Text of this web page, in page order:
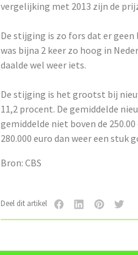
vergelijking met 2013 zijn de
De stijging is zo fors dat er
was bijna 2 keer zo hoog in
daalde wel weer iets.
De stijging is het grootst bij
11,2 procent. De gemiddelde
gemiddelde niet boven de
280.000 euro dan weer een stuk
Bron: CBS
Deel dit artikel